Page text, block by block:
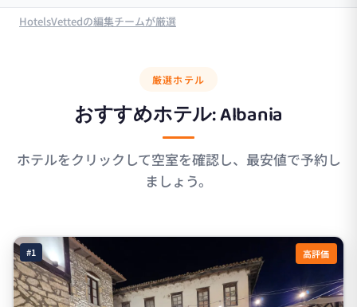
HotelsVettedの編集チームが厳選
厳選ホテル
おすすめホテル:Albania
ホテルをクリックして空室を確認し、最安値で予約し
ましょう。
#1 高評価